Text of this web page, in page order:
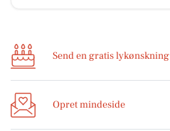
Send en gratis lykønskning
Opret mindeside